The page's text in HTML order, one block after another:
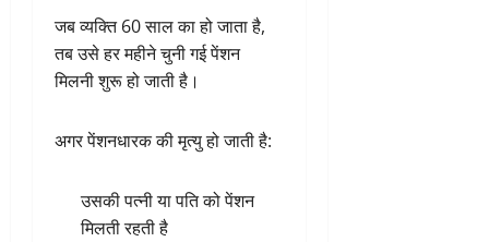
जब व्यक्ति 60 साल का हो जाता है,
तब उसे हर महीने चुनी गई पेंशन
मिलनी शुरू हो जाती है।
अगर पेंशनधारक की मृत्यु हो जाती है:
उसकी पत्नी या पति को पेंशन
मिलती रहती है